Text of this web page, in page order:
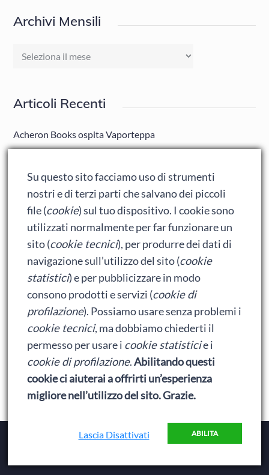
Archivi Mensili
Archivi
Articoli Recenti
Acheron Books ospita Vaporteppa
amico)
Adrian: Celentano e gli ormoni impazziti da rinfanciullito
Ralph spacca Internet: analisi del film
Bumblebee: un buon film dei Transformers
Meta
Accedi
Feed dei commenti
WordPress.org
Baionette Librarie. Il tema del Duca
Su questo sito facciamo uso di strumenti
nostri e di terzi parti che salvano dei piccoli
file (cookie) sul tuo dispositivo. I cookie sono
utilizzati normalmente per far funzionare un
sito (cookie tecnici), per produrre dei dati di
navigazione sull’utilizzo del sito (cookie
statistici) e per pubblicizzare in modo
consono prodotti e servizi (cookie di
profilazione). Possiamo usare senza problemi i
cookie tecnici, ma dobbiamo chiederti il
permesso per usare i cookie statisticie i
cookie di profilazione.Abilitando questi
cookie ci aiuterai a offrirti un’esperienza
migliore nell’utilizzo del sito. Grazie.
ABILITA
Lascia Disattivati